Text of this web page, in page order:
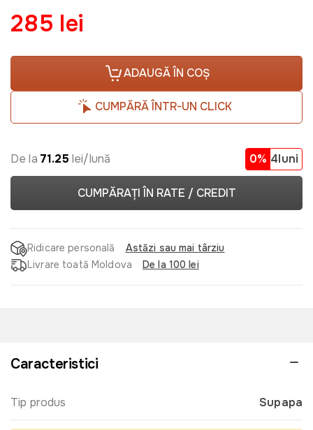
285 lei
ADAUGĂ ÎN COȘ
CUMPĂRĂ ÎNTR-UN CLICK
De la 71.25 lei/lună 0% 4luni
CUMPĂRAȚI ÎN RATE / CREDIT
Ridicare personală
Astăzi sau mai târziu
Livrare toată Moldova
De la 100 lei
Caracteristici
Tip produs Supapa